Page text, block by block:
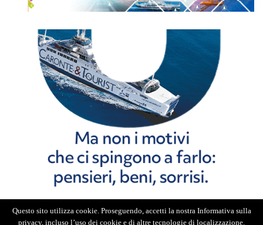
Questo sito utilizza cookie. Proseguendo, accetti la nostra Informativa sulla
privacy, incluso l’uso dei cookie e di altre tecnologie di localizzazione.